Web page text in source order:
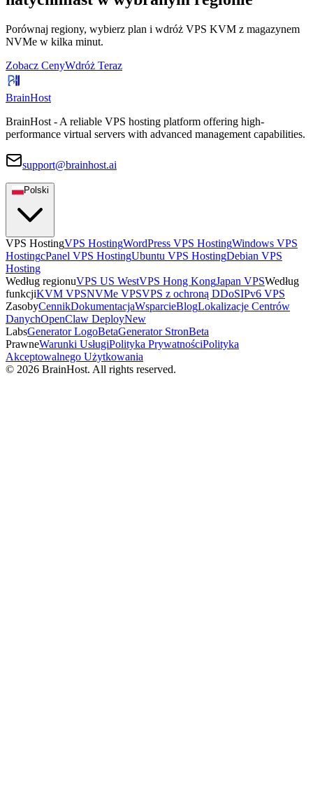
Porównaj regiony, wybierz plan i wdróż VPS KVM z magazynem
NVMe w kilka minut.
Zobacz CenyWdróż Teraz
BrainHost
BrainHost - A reliable VPS hosting platform offering high-
performance virtual servers with advanced management capabilities.
support@brainhost.ai
Polski
VPS HostingVPS HostingWordPress VPS HostingWindows VPS
HostingcPanel VPS HostingUbuntu VPS HostingDebian VPS
Hosting
Według regionuVPS US WestVPS Hong KongJapan VPSWedług
funkcjiKVM VPSNVMe VPSVPS z ochroną DDoSIPv6 VPS
ZasobyCennikDokumentacjaWsparcieBlogLokalizacje Centrów
DanychOpenClaw DeployNew
LabsGenerator LogoBetaGenerator StronBeta
PrawneWarunki UsługiPolityka PrywatnościPolityka
Akceptowalnego Użytkowania
© 2026 BrainHost. All rights reserved.